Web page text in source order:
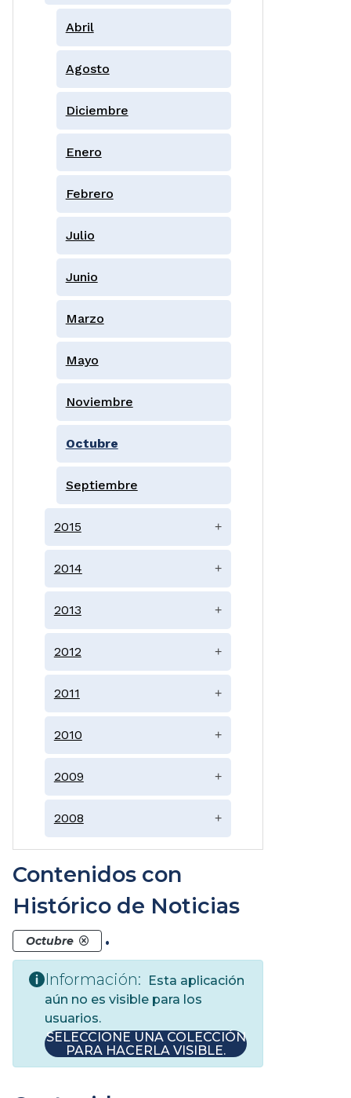
Abril
Agosto
Diciembre
Enero
Febrero
Julio
Junio
Marzo
Mayo
Noviembre
Octubre
Septiembre
2015 +
2014 +
2013 +
2012 +
2011 +
2010 +
2009 +
2008 +
Contenidos con
Histórico de Noticias
Octubre .
Información:
Esta aplicación
aún no es visible para los
usuarios.
SELECCIONE UNA COLECCIÓN
PARA HACERLA VISIBLE.